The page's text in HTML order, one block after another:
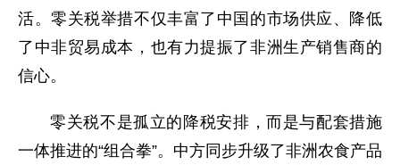
活。零关税举措不仅丰富了中国的市场供应、降低
了中非贸易成本，也有力提振了非洲生产销售商的
信心。
零关税不是孤立的降税安排，而是与配套措施
一体推进的“组合拳”。中方同步升级了非洲农食产品